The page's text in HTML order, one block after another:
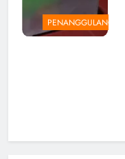
PENANGGULANGAN